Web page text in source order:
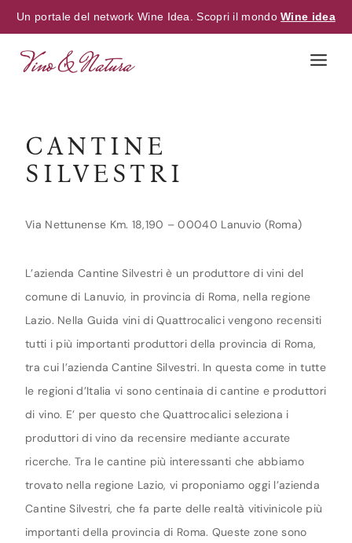
Un portale del network Wine Idea. Scopri il mondoWine idea
CANTINE
SILVESTRI
Via Nettunense Km. 18,190 – 00040 Lanuvio (Roma)
L’azienda Cantine Silvestri è un produttore di vini del
comune di Lanuvio, in provincia di Roma, nella regione
Lazio. Nella Guida vini di Quattrocalici vengono recensiti
tutti i più importanti produttori della provincia di Roma,
tra cui l’azienda Cantine Silvestri. In questa come in tutte
le regioni d’Italia vi sono centinaia di cantine e produttori
di vino. E’ per questo che Quattrocalici seleziona i
produttori di vino da recensire mediante accurate
ricerche. Tra le cantine più interessanti che abbiamo
trovato nella regione Lazio, vi proponiamo oggi l’azienda
Cantine Silvestri, che fa parte delle realtà vitivinicole più
importanti della provincia di Roma. Queste zone sono